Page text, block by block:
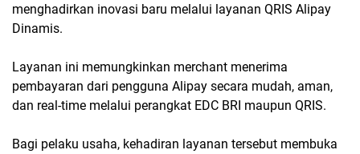
menghadirkan inovasi baru melalui layanan QRIS Alipay
Dinamis.
Layanan ini memungkinkan merchant menerima
pembayaran dari pengguna Alipay secara mudah, aman,
dan real-time melalui perangkat EDC BRI maupun QRIS.
Bagi pelaku usaha, kehadiran layanan tersebut membuka